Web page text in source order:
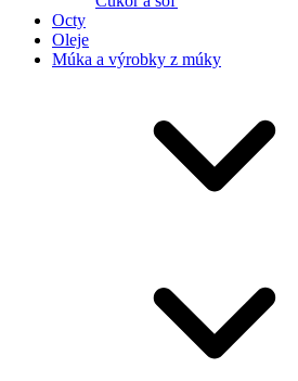
Octy
Oleje
Múka a výrobky z múky
Powered by chaterimo